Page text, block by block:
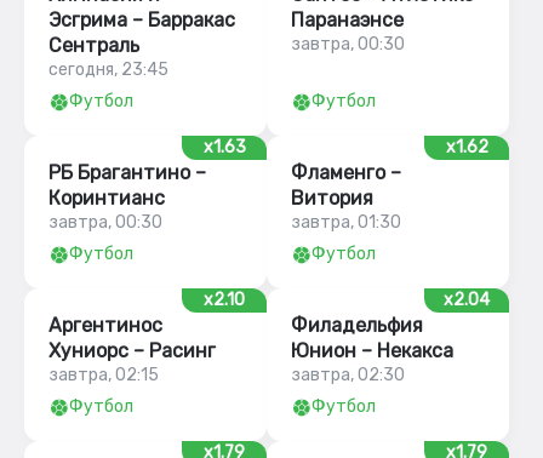
Эсгрима – Барракас
Сентраль
сегодня, 23:45
Футбол
Паранаэнсе
завтра, 00:30
Футбол
x1.63
РБ Брагантино –
Коринтианс
завтра, 00:30
Футбол
x1.62
Фламенго –
Витория
завтра, 01:30
Футбол
x2.10
Аргентинос
Хуниорс – Расинг
завтра, 02:15
Футбол
x2.04
Филадельфия
Юнион – Некакса
завтра, 02:30
Футбол
x1.79 x1.79